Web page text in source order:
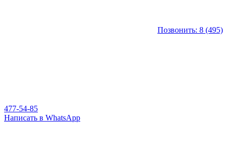
Позвонить: 8 (495)
477-54-85
Написать в WhatsApp